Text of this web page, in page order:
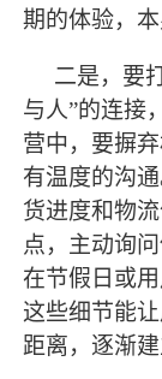
期的体验，
二是，要
与人”的连接
营中，要摒
有温度的沟
货进度和物
点，主动询
在节假日或
这些细节能
距离，逐渐建